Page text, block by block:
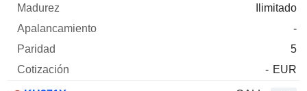
Ilimitado
-
5
- EUR